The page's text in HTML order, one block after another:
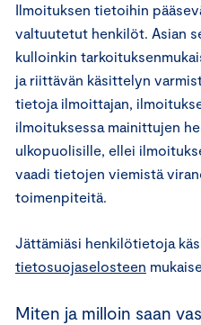
Ilmoituksen tietoihin
valtuutetut henkilöt. Asian
kulloinkin
ja riittävän käsittelyn
tietoja ilmoittajan,
ilmoituksessa mainittujen
ulkopuolisille, ellei
vaadi tietojen viemistä
toimenpiteitä.
Jättämiäsi henkilötietoja
tietosuojaselosteen
Miten ja milloin saan